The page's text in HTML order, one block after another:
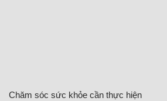
Chăm sóc sức khỏe cần thực hiện